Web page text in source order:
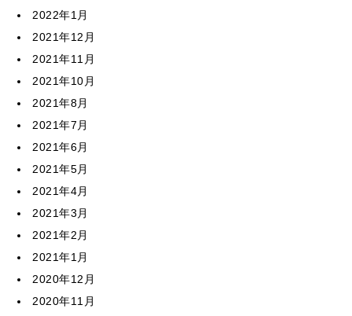
2022年1月
2021年12月
2021年11月
2021年10月
2021年8月
2021年7月
2021年6月
2021年5月
2021年4月
2021年3月
2021年2月
2021年1月
2020年12月
2020年11月